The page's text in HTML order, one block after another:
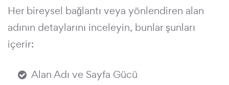
Her bireysel bağlantı veya yönlendiren alan
adının detaylarını inceleyin, bunlar şunları
içerir:
Alan Adı ve Sayfa Gücü